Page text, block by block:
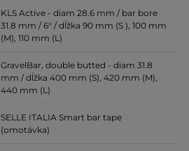
KLS Active - diam 28.6 mm / bar bore
31.8 mm / 6° / dĺžka 90 mm (S ), 100 mm
(M), 110 mm (L)
GravelBar, double butted - diam 31.8
mm / dĺžka 400 mm (S), 420 mm (M),
440 mm (L)
SELLE ITALIA Smart bar tape
(omotávka)